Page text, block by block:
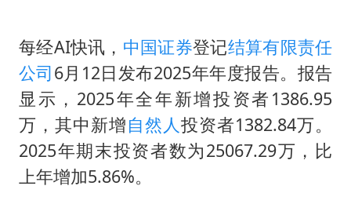
白海豚将正面袭击贯穿浙江
周末打虎 宋致远被查
温州发布告全体市民书：非必要不外出
刘浩存百花奖开幕式红裙起舞
每经AI快讯， 中国证券登记结算有限责任
公司6月12日发布2025年年度报告。报告
显示，2025年全年新增投资者1386.95
万，其中新增自然人投资者1382.84万。
2025年期末投资者数为25067.29万，比
上年增加5.86%。